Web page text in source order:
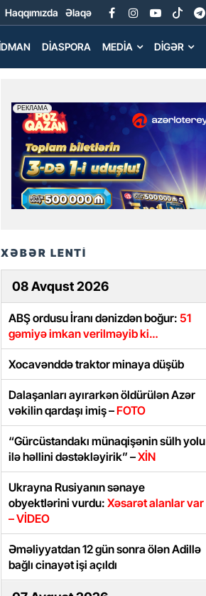
Haqqımızda Əlaqə
DIASPORA MEDIA DIGƏR
XƏBƏR LENTİ
08 Avqust 2026
ABŞ ordusu İranı dənizdən boğur: 51
gəmiyə imkan verilməyib ki…
Xocavənddə traktor minaya düşüb
Dalaşanları ayırarkən öldürülən Azər
vəkilin qardaşı imiş –FOTO
“Gürcüstandakı münaqişənin sülh yolu
ilə həllini dəstəkləyirik” –XİN
Ukrayna Rusiyanın sənaye
obyektlərini vurdu: Xəsarət alanlar var
– VİDEO
Əməliyyatdan 12 gün sonra ölən Adillə
bağlı cinayət işi açıldı